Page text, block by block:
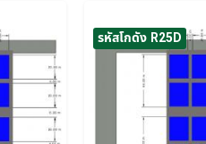
รหัสโกดัง R25D